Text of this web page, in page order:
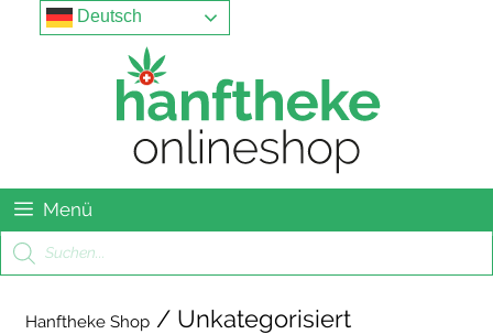
Springe
Menu
Menü
Products
search
Hanftheke Shop / Unkategorisiert
Deutsch